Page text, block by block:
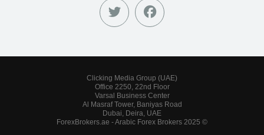
Clicking Media Group (UAE)
Office 2250, 22nd Floor
Varsal Business Center
Al Masraf Tower, Baniyas Road
Dubai, Deira, UAE
© 2025 ForexBrokers.ae - Arabic Forex Brokers